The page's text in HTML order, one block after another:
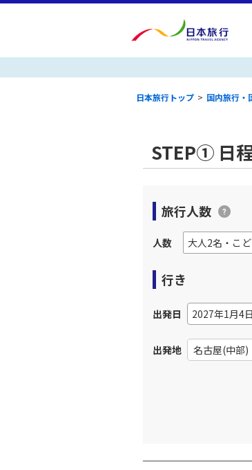
日本旅行トップ > 国内旅行・
STEP① 日
旅行人数
人数
行き
出発日 2027年1月4
出発地